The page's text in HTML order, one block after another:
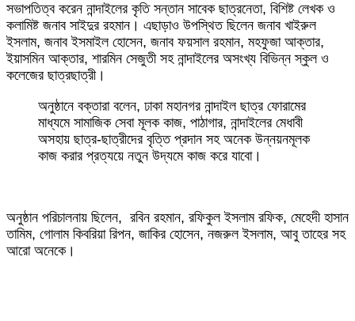
সভাপতিত্ব করেন নান্দাইলের কৃতি সন্তান সাবেক ছাত্রনেতা, বিশিষ্ট লেখক ও
কলামিষ্ট জনাব সাইদুর রহমান। এছাড়াও উপস্থিত ছিলেন জনাব খাইরুল
ইসলাম, জনাব ইসমাইল হোসেন, জনাব ফয়সাল রহমান, মহফুজা আক্তার,
ইয়াসমিন আক্তার, শারমিন সেজুতী সহ নান্দাইলের অসংখ্য বিভিন্ন স্কুল ও
কলেজের ছাত্রছাত্রী।
অনুষ্ঠানে বক্তারা বলেন, ঢাকা মহানগর নান্দাইল ছাত্র ফোরামের
মাধ্যমে সামাজিক সেবা মূলক কাজ, পাঠাগার, নান্দাইলের মেধাবী
অসহায় ছাত্র-ছাত্রীদের বৃত্তি প্রদান সহ অনেক উন্নয়নমূলক
কাজ করার প্রত্যয়ে নতুন উদ্যমে কাজ করে যাবো।
অনুষ্ঠান পরিচালনায় ছিলেন, রবিন রহমান, রফিকুল ইসলাম রফিক, মেহেদী হাসান
তামিম, গোলাম কিবরিয়া রিপন, জাকির হোসেন, নজরুল ইসলাম, আবু তাহের সহ
আরো অনেকে।